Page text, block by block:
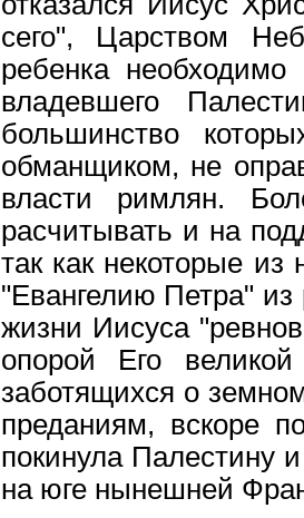
сего", Царством
ребенка
владевшего
большинство
обманщиком, не
власти римлян.
расчитывать и на
так как некоторые из
"Евангелию Петра"
жизни Иисуса
опорой Его
заботящихся о
преданиям, вскоре
покинула Палестину
на юге нынешней